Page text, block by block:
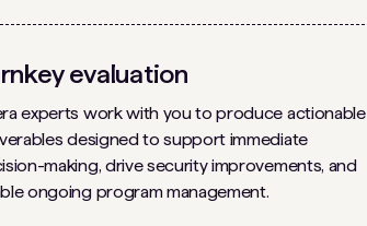
evaluation
experts work with you to produce actionable
designed to support immediate
making, drive security improvements, and
ongoing program management.